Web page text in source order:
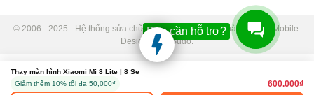
© 2006 - 2025 - Hệ thống sửa chữa điện thoại di động Thành Trung Mobile.
Designed by Sudo.
Thay màn hình Xiaomi Mi 8 Lite | 8 Se
Giảm thêm 10% tối đa 50,000₫
600.000₫
Bạn cần hỗ trợ?